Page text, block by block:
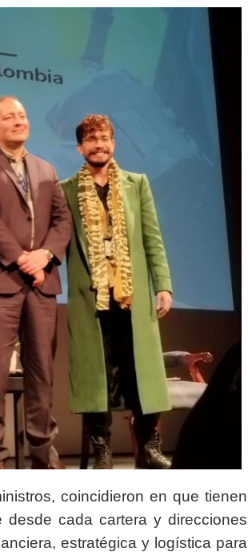
coincidieron en que tienen
desde cada cartera y direcciones
estratégica y logística para